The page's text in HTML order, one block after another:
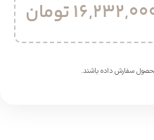
تومان
سفارش داده باشند.​